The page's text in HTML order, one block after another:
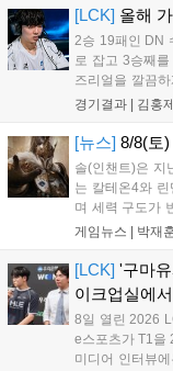
인규 감독 : 모든
[LCK] 올해
2승 19패인 DN
로 잡고 3승째
즈리얼을 깔끔
웃'의 신드라가
었...
경기결과 | 김홍
[뉴스] 8/8(토
솔(인챈트)은 지
는 칼테온4와
며 세력 구도가
통해 월드 콘텐
더욱 가속화될
게임뉴스 | 박재
[LCK] '구마
이크업실에
8일 열린 2026
e스포츠가 T1을
미디어 인터뷰